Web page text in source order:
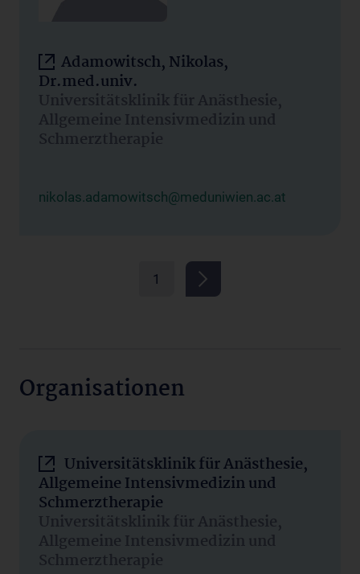
Adamowitsch, Nikolas,
Dr.med.univ.
Universitätsklinik für Anästhesie,
Allgemeine Intensivmedizin und
Schmerztherapie
nikolas.adamowitsch@meduniwien.ac.at
1
Organisationen
Universitätsklinik für Anästhesie,
Allgemeine Intensivmedizin und
Schmerztherapie
Universitätsklinik für Anästhesie,
Allgemeine Intensivmedizin und
Schmerztherapie